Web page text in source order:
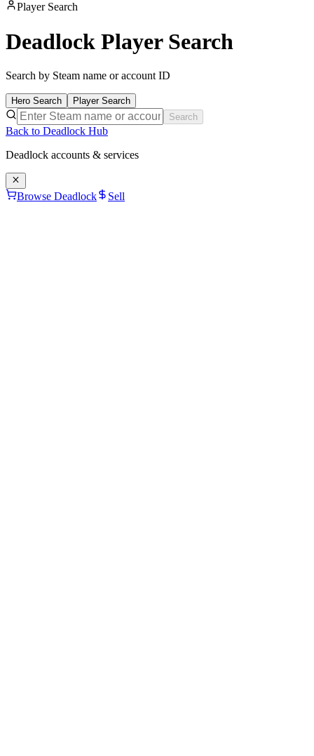
Player Search
Deadlock Player Search
Search by Steam name or account ID
Hero Search
Player Search
Search
Back to Deadlock Hub
Deadlock accounts & services
Browse Deadlock Sell